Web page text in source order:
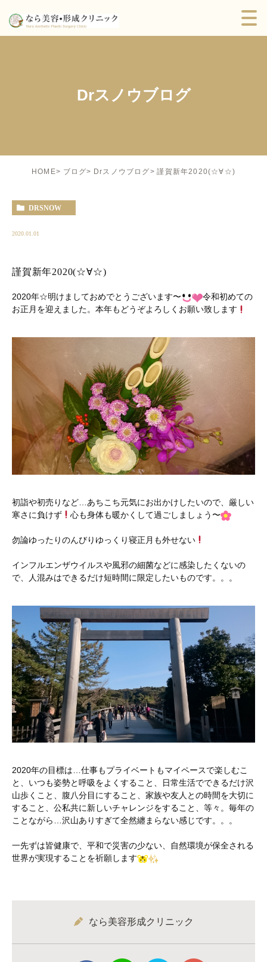
Drスノウブログ
HOME ブログ Drスノウブログ 謹賀新年2020(☆∀☆)
DRSNOW
2020.01.01
謹賀新年2020(☆∀☆)
2020年☆明けましておめでとうございます〜
令和初めての
お正月を迎えました。本年もどうぞよろしくお願い致します
初詣や初売りなど…あちこち元気にお出かけしたいので、厳しい
寒さに負けず
心も身体も暖かくして過ごしましょう〜
勿論ゆったりのんびりゆっくり寝正月も外せない
インフルエンザウイルスや風邪の細菌などに感染したくないの
で、人混みはできるだけ短時間に限定したいものです。。。
2020年の目標は…仕事もプライベートもマイペースで楽しむこ
と、いつも姿勢と呼吸をよくすること、日常生活でできるだけ沢
山歩くこと、腹八分目にすること、家族や友人との時間を大切に
すること、公私共に新しいチャレンジをすること、等々。毎年の
ことながら…沢山ありすぎて全然纏まらない感じです。。。
一先ずは皆健康で、平和で災害の少ない、自然環境が保全される
世界が実現することを祈願します
なら美容形成クリニック